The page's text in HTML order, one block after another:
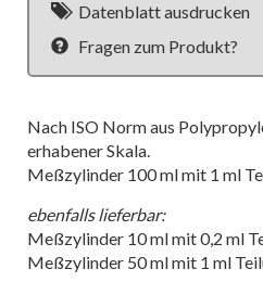
Datenblatt ausdrucken
Fragen zum Produkt?
Nach ISO Norm aus
erhabener Skala.
Meßzylinder 100 ml mit 1 ml
ebenfalls lieferbar:
Meßzylinder 10 ml mit 0,2 ml
Meßzylinder 50 ml mit 1 ml